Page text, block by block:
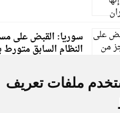
ملفات تعريف
سوريا: القبض على
النظام السابق